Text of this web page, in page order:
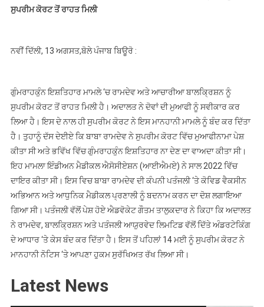
ਮਿਲੀ
ਸੁਪਰੀਮ ਕੋਰਟ ਤੋਂ ਰਾਹਤ ਮਿਲੀ
ਨਵੀਂ ਦਿੱਲੀ, 13 ਅਗਸਤ,ਬੋਲੇ ਪੰਜਾਬ ਬਿਊਰੋ :
ਗੁੰਮਰਾਹਕੁੰਨ ਇਸ਼ਤਿਹਾਰ ਮਾਮਲੇ ‘ਚ ਰਾਮਦੇਵ ਅਤੇ ਆਚਾਰੀਆ ਬਾਲਕ੍ਰਿਸ਼ਨ ਨੂੰ
ਸੁਪਰੀਮ ਕੋਰਟ ਤੋਂ ਰਾਹਤ ਮਿਲੀ ਹੈ। ਅਦਾਲਤ ਨੇ ਦੋਵਾਂ ਦੀ ਮੁਆਫੀ ਨੂੰ ਸਵੀਕਾਰ ਕਰ
ਲਿਆ ਹੈ। ਇਸ ਦੇ ਨਾਲ ਹੀ ਸੁਪਰੀਮ ਕੋਰਟ ਨੇ ਇਸ ਮਾਨਹਾਨੀ ਮਾਮਲੇ ਨੂੰ ਬੰਦ ਕਰ ਦਿੱਤਾ
ਹੈ। ਤੁਹਾਨੂੰ ਦੱਸ ਦੇਈਏ ਕਿ ਬਾਬਾ ਰਾਮਦੇਵ ਨੇ ਸੁਪਰੀਮ ਕੋਰਟ ਵਿੱਚ ਮੁਆਫੀਨਾਮਾ ਪੇਸ਼
ਕੀਤਾ ਸੀ ਅਤੇ ਭਵਿੱਖ ਵਿੱਚ ਗੁੰਮਰਾਹਕੁੰਨ ਇਸ਼ਤਿਹਾਰ ਨਾ ਦੇਣ ਦਾ ਵਾਅਦਾ ਕੀਤਾ ਸੀ।
ਇਹ ਮਾਮਲਾ ਇੰਡੀਅਨ ਮੈਡੀਕਲ ਐਸੋਸੀਏਸ਼ਨ (ਆਈਐਮਏ) ਨੇ ਸਾਲ 2022 ਵਿੱਚ
ਦਾਇਰ ਕੀਤਾ ਸੀ। ਇਸ ਵਿਚ ਬਾਬਾ ਰਾਮਦੇਵ ਦੀ ਕੰਪਨੀ ਪਤੰਜਲੀ ‘ਤੇ ਕੋਵਿਡ ਵੈਕਸੀਨ
ਅਭਿਆਨ ਅਤੇ ਆਧੁਨਿਕ ਮੈਡੀਕਲ ਪ੍ਰਣਾਲੀ ਨੂੰ ਬਦਨਾਮ ਕਰਨ ਦਾ ਦੋਸ਼ ਲਗਾਇਆ
ਗਿਆ ਸੀ। ਪਤੰਜਲੀ ਵੱਲੋਂ ਪੇਸ਼ ਹੋਏ ਐਡਵੋਕੇਟ ਗੌਤਮ ਤਾਲੁਕਦਾਰ ਨੇ ਕਿਹਾ ਕਿ ਅਦਾਲਤ
ਨੇ ਰਾਮਦੇਵ, ਬਾਲਕ੍ਰਿਸ਼ਨ ਅਤੇ ਪਤੰਜਲੀ ਆਯੁਰਵੇਦ ਲਿਮਟਿਡ ਵੱਲੋਂ ਦਿੱਤੇ ਅੰਡਰਟੇਕਿੰਗ
ਦੇ ਆਧਾਰ ‘ਤੇ ਕੇਸ ਬੰਦ ਕਰ ਦਿੱਤਾ ਹੈ। ਇਸ ਤੋਂ ਪਹਿਲਾਂ 14 ਮਈ ਨੂੰ ਸੁਪਰੀਮ ਕੋਰਟ ਨੇ
ਮਾਨਹਾਨੀ ਨੋਟਿਸ ‘ਤੇ ਆਪਣਾ ਹੁਕਮ ਸੁਰੱਖਿਅਤ ਰੱਖ ਲਿਆ ਸੀ।
Latest News